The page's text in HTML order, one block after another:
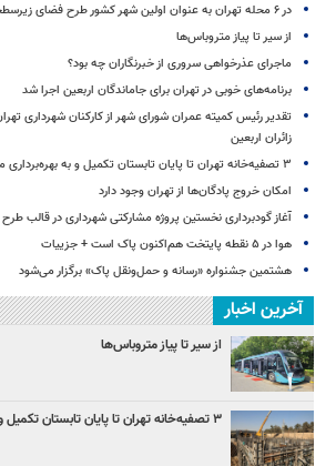
در ۶ محله تهران به عنوان اولین شهر کشور طرح فضای زیرسطحی جهت اجرا آماده است
از سیر تا پیاز متروباس‌ها
ماجرای عذرخواهی سروری از خبرنگاران چه بود؟
برنامه‌های خوبی در تهران برای جاماندگان اربعین اجرا شد
تقدیر رئیس کمیته عمران شورای شهر از کارکنان شهرداری
زائران اربعین
۳ ﺗﺼﻔﻴﻪ‌ﺧﺎﻧﻪ‌ تهران تا پایان تابستان تکمیل و به بهره‌برداری می‌رسند
امکان خروج پادگان‌ها از تهران وجود دارد
آغاز گودبرداری نخستین پروژه مشارکتی شهرداری در قالب
هوا در ۵ نقطه پایتخت هم‌اکنون پاک است + جزییات
هشتمین جشنواره «رسانه و حمل‌ونقل پاک» برگزار می‌شود
آخرین اخبار
از سیر تا پیاز متروباس‌ها
۳ ﺗﺼﻔﻴﻪ‌ﺧﺎﻧﻪ‌ تهران تا پایان تابستان تکمیل و به بهره‌برداری می‌رسند